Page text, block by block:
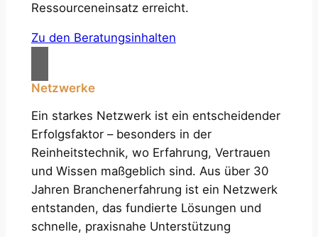
Ressourceneinsatz erreicht.
Zu den Beratungsinhalten
Netzwerke
Ein starkes Netzwerk ist ein entscheidender
Erfolgsfaktor – besonders in der
Reinheitstechnik, wo Erfahrung, Vertrauen
und Wissen maßgeblich sind. Aus über 30
Jahren Branchenerfahrung ist ein Netzwerk
entstanden, das fundierte Lösungen und
schnelle, praxisnahe Unterstützung